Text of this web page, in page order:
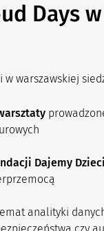
Days
w warszawskiej
Dajemy
analityki